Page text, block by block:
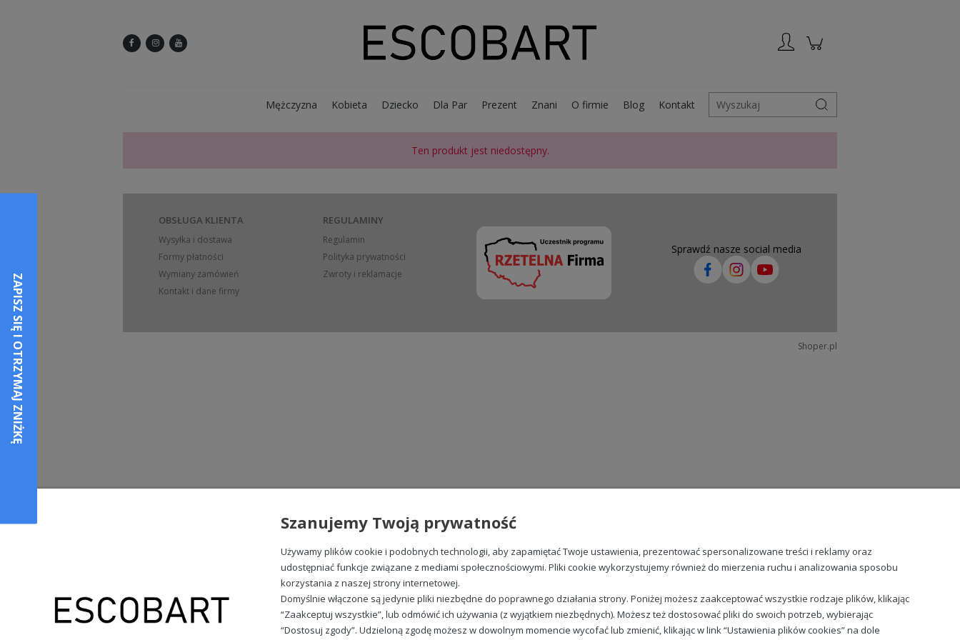
Mężczyzna Kobieta Dziecko Dla Par Prezent Znani O firmie Blog Kontakt Wyszukaj
Ten produkt jest niedostępny.
OBSŁUGA KLIENTA
Wysyłka i dostawa
Formy płatności
Wymiany zamówień
Kontakt i dane firmy
REGULAMINY
Regulamin
Polityka prywatności
Zwroty i reklamacje
Sprawdź nasze social media
Shoper.pl
Szanujemy Twoją prywatność
Używamy plików cookie i podobnych technologii, aby zapamiętać Twoje ustawienia, prezentować spersonalizowane treści i reklamy oraz
udostępniać funkcje związane z mediami społecznościowymi. Pliki cookie wykorzystujemy również do mierzenia ruchu i analizowania sposobu
korzystania z naszej strony internetowej.
Domyślnie włączone są jedynie pliki niezbędne do poprawnego działania strony. Poniżej możesz zaakceptować wszystkie rodzaje plików, klikając
“Zaakceptuj wszystkie”, lub odmówić ich używania (z wyjątkiem niezbędnych). Możesz też dostosować pliki do swoich potrzeb, wybierając
“Dostosuj zgody”. Udzieloną zgodę możesz w dowolnym momencie wycofać lub zmienić, klikając w link “Ustawienia plików cookies” na dole